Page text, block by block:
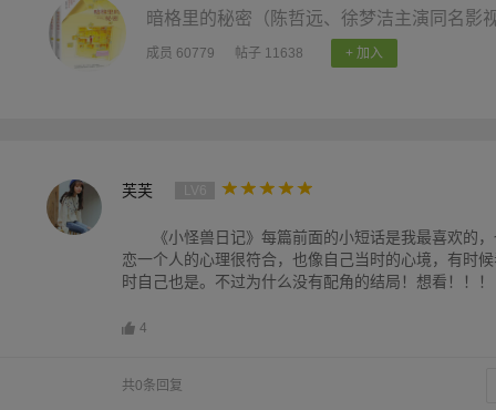
暗格里的秘密（陈哲远、徐梦洁主演同名影
成员 60779 帖子 11638 + 加入
芙芙
《小怪兽日记》每篇前面的小短话是我最喜欢的
恋一个人的心理很符合，也像自己当时的心境，有时
时自己也是。不过为什么没有配角的结局！想看！！！
4
共0条回复